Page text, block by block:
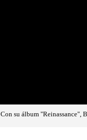
Con su álbum "Reinassance",